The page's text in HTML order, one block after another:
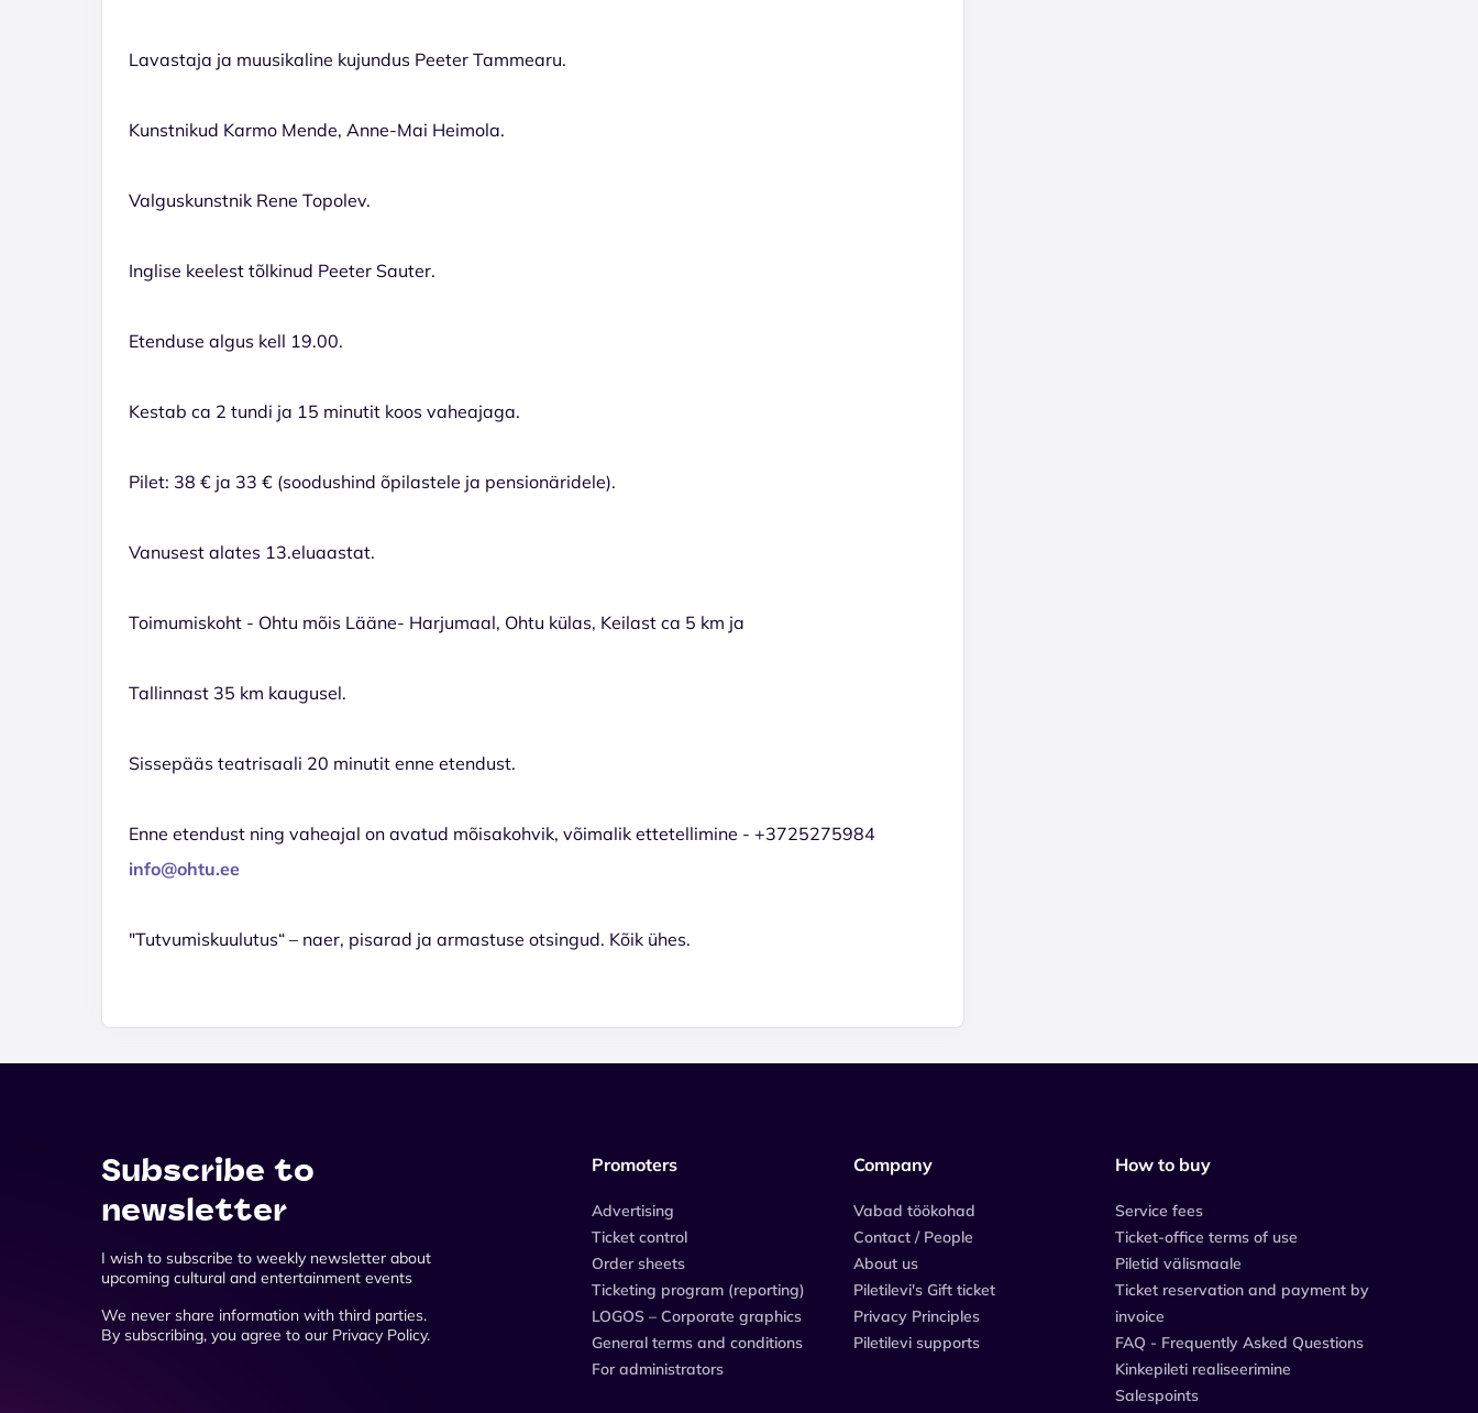
Lavastaja ja muusikaline kujundus Peeter Tammearu.
Kunstnikud Karmo Mende, Anne-Mai Heimola.
Valguskunstnik Rene Topolev.
Inglise keelest tõlkinud Peeter Sauter.
Etenduse algus kell 19.00.
Kestab ca 2 tundi ja 15 minutit koos vaheajaga.
Pilet: 38 € ja 33 € (soodushind õpilastele ja pensionäridele).
Vanusest alates 13.eluaastat.
Toimumiskoht - Ohtu mõis Lääne- Harjumaal, Ohtu külas, Keilast ca 5 km ja
Tallinnast 35 km kaugusel.
Sissepääs teatrisaali 20 minutit enne etendust.
Enne etendust ning vaheajal on avatud mõisakohvik, võimalik ettetellimine - +3725275984
info@ohtu.ee
"Tutvumiskuulutus“ – naer, pisarad ja armastuse otsingud. Kõik ühes.
Subscribe to
newsletter
I wish to subscribe to weekly newsletter about
upcoming cultural and entertainment events
We never share information with third parties.
By subscribing, you agree to our Privacy Policy.
Promoters
Advertising
Ticket control
Order sheets
Ticketing program (reporting)
LOGOS – Corporate graphics
General terms and conditions
For administrators
Company
Vabad töökohad
Contact / People
About us
Piletilevi's Gift ticket
Privacy Principles
Piletilevi supports
How to buy
Service fees
Ticket-office terms of use
Piletid välismaale
Ticket reservation and payment by
invoice
FAQ - Frequently Asked Questions
Kinkepileti realiseerimine
Salespoints